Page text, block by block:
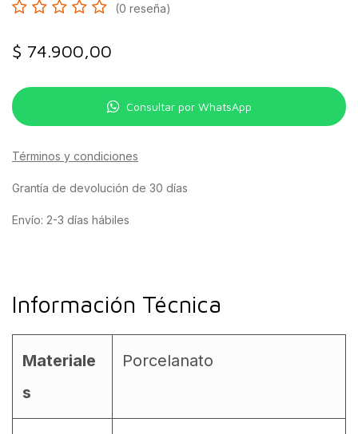
(0 reseña)
$ 74.900,00
Consultar por WhatsApp
Términos y condiciones
Grantía de devolución de 30 días
Envío: 2-3 días hábiles
Información Técnica
Materiale
s
Porcelanato